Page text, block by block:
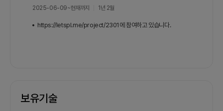
2025-06-09~현재까지 1년 2월
https://letspl.me/project/2301에 참여하고 있습니다.
보유기술